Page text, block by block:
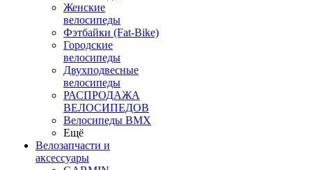
Женские
велосипеды
Фэтбайки (Fat-Bike)
Городские
велосипеды
Двухподвесные
велосипеды
РАСПРОДАЖА
ВЕЛОСИПЕДОВ
Велосипеды BMX
Ещё
Велозапчасти и
аксессуары